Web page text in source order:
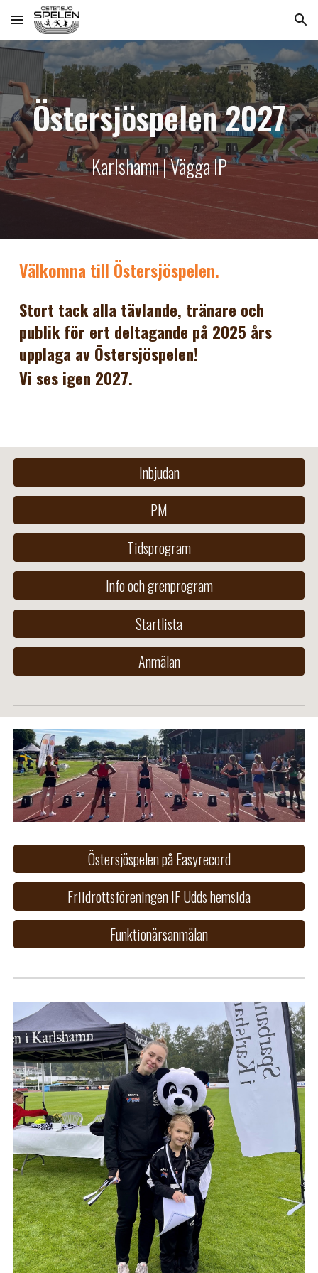
Skip to main content Skip to navigation
Östersjöspelen 2027
Karlshamn | Vägga IP
Välkomna till Östersjöspelen.
Stort tack alla tävlande, tränare och
publik för ert deltagande på 2025 års
upplaga av Östersjöspelen!
Vi ses igen 2027.
Inbjudan
PM
Tidsprogram
Info och grenprogram
Startlista
Anmälan
Östersjöspelen på Easyrecord
Friidrottsföreningen IF Udds hemsida
Funktionärsanmälan